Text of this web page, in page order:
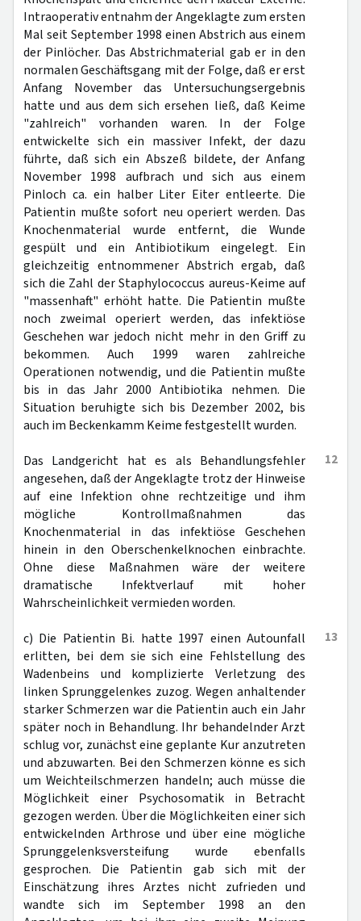
Intraoperativ entnahm der Angeklagte zum ersten
Mal seit September 1998 einen Abstrich aus einem
der Pinlöcher. Das Abstrichmaterial gab er in den
normalen Geschäftsgang mit der Folge, daß er erst
Anfang November das Untersuchungsergebnis
hatte und aus dem sich ersehen ließ, daß Keime
"zahlreich" vorhanden waren. In der Folge
entwickelte sich ein massiver Infekt, der dazu
führte, daß sich ein Abszeß bildete, der Anfang
November 1998 aufbrach und sich aus einem
Pinloch ca. ein halber Liter Eiter entleerte. Die
Patientin mußte sofort neu operiert werden. Das
Knochenmaterial wurde entfernt, die Wunde
gespült und ein Antibiotikum eingelegt. Ein
gleichzeitig entnommener Abstrich ergab, daß
sich die Zahl der Staphylococcus aureus-Keime auf
"massenhaft" erhöht hatte. Die Patientin mußte
noch zweimal operiert werden, das infektiöse
Geschehen war jedoch nicht mehr in den Griff zu
bekommen. Auch 1999 waren zahlreiche
Operationen notwendig, und die Patientin mußte
bis in das Jahr 2000 Antibiotika nehmen. Die
Situation beruhigte sich bis Dezember 2002, bis
auch im Beckenkamm Keime festgestellt wurden.
12
Das Landgericht hat es als Behandlungsfehler
angesehen, daß der Angeklagte trotz der Hinweise
auf eine Infektion ohne rechtzeitige und ihm
mögliche Kontrollmaßnahmen das
Knochenmaterial in das infektiöse Geschehen
hinein in den Oberschenkelknochen einbrachte.
Ohne diese Maßnahmen wäre der weitere
dramatische Infektverlauf mit hoher
Wahrscheinlichkeit vermieden worden.
13
c) Die Patientin Bi. hatte 1997 einen Autounfall
erlitten, bei dem sie sich eine Fehlstellung des
Wadenbeins und komplizierte Verletzung des
linken Sprunggelenkes zuzog. Wegen anhaltender
starker Schmerzen war die Patientin auch ein Jahr
später noch in Behandlung. Ihr behandelnder Arzt
schlug vor, zunächst eine geplante Kur anzutreten
und abzuwarten. Bei den Schmerzen könne es sich
um Weichteilschmerzen handeln; auch müsse die
Möglichkeit einer Psychosomatik in Betracht
gezogen werden. Über die Möglichkeiten einer sich
entwickelnden Arthrose und über eine mögliche
Sprunggelenksversteifung wurde ebenfalls
gesprochen. Die Patientin gab sich mit der
Einschätzung ihres Arztes nicht zufrieden und
wandte sich im September 1998 an den